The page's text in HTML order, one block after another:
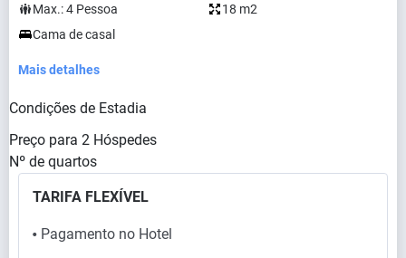
Max.:4 Pessoa
18 m2
Cama de casal
Mais detalhes
Condições de Estadia
Preço para 2 Hóspedes
Nº de quartos
TARIFA FLEXÍVEL
⬤ Pagamento no Hotel